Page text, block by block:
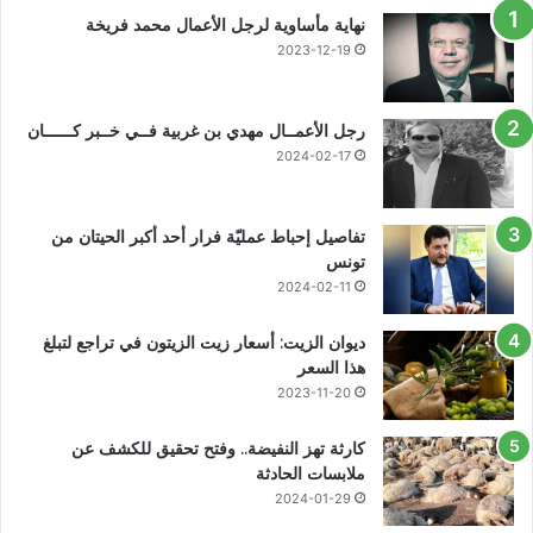
نهاية مأساوية لرجل الأعمال محمد فريخة
2023-12-19
رجل الأعمــال مهدي بن غربية فــي خــبر كــــــان
2024-02-17
تفاصيل إحباط عمليّة فرار أحد أكبر الحيتان من
تونس
2024-02-11
ديوان الزيت: أسعار زيت الزيتون في تراجع لتبلغ
هذا السعر
2023-11-20
كارثة تهز النفيضة.. وفتح تحقيق للكشف عن
ملابسات الحادثة
2024-01-29